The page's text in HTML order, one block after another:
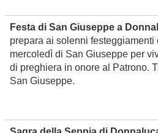
Festa di San Giuseppe a
prepara ai solenni
mercoledì di San Giuseppe per
di preghiera in onore al Patrono.
San Giuseppe.